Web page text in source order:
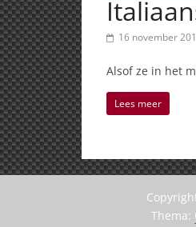
16 november
Alsof ze in het
Lees meer
Thema: